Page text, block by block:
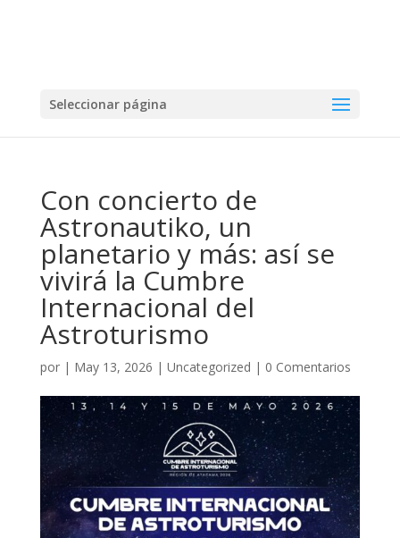
Seleccionar página
Con concierto de
Astronautiko, un
planetario y más: así se
vivirá la Cumbre
Internacional del
Astroturismo
por | May 13, 2026 | Uncategorized | 0 Comentarios